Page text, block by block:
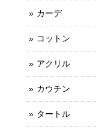
カーデ
コットン
アクリル
カウチン
タートル